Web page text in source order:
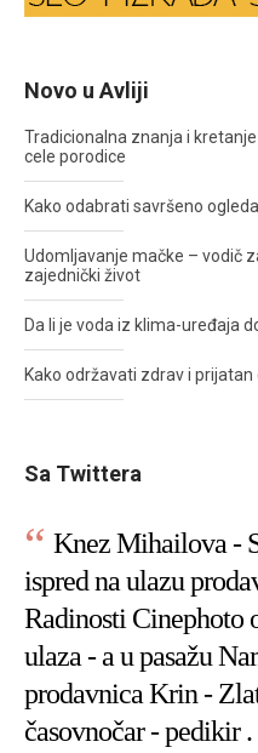
Novo u Avliji
Tradicionalna znanja i
cele porodice
Kako odabrati savršeno
Udomljavanje mačke – vodič
zajednički život
Da li je voda iz klima-uređaja
Kako održavati zdrav i
Sa Twittera
Knez Mihailova -
ispred na ulazu
Radinosti Cinephoto
ulaza - a u pasažu
prodavnica Krin -
časovnočar - pedikir